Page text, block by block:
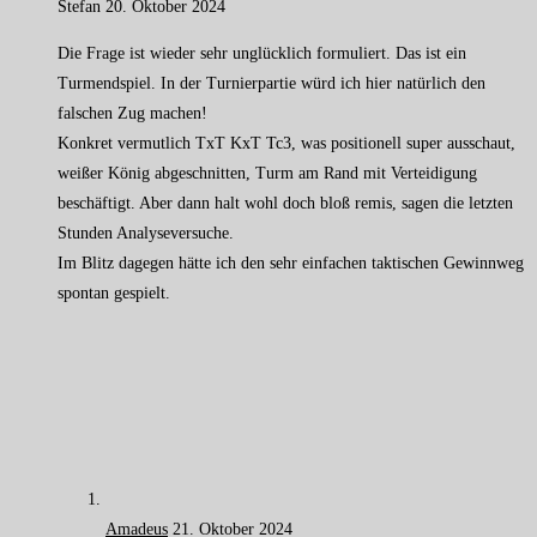
Stefan 20. Oktober 2024
Die Frage ist wieder sehr unglücklich formuliert. Das ist ein
Turmendspiel. In der Turnierpartie würd ich hier natürlich den
falschen Zug machen!
Konkret vermutlich TxT KxT Tc3, was positionell super ausschaut,
weißer König abgeschnitten, Turm am Rand mit Verteidigung
beschäftigt. Aber dann halt wohl doch bloß remis, sagen die letzten
Stunden Analyseversuche.
Im Blitz dagegen hätte ich den sehr einfachen taktischen Gewinnweg
spontan gespielt.
Amadeus 21. Oktober 2024